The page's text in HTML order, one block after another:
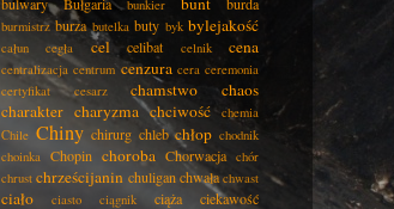
bulwary Bułgaria bunkier burda
burmistrz burza butelka buty byk bylejakość
całun cegła cel celibat celnik cena
centralizacja centrum cenzura cera ceremonia
certyfikat
cesarz chamstwo
chaos
charakter charyzma chciwość
chemia
Chile Chiny chirurg chleb chłop chodnik
choinka Chopin choroba Chorwacja chór
chrust chrześcijanin chuligan chwała chwast
ciało ciasto ciągnik ciąża ciekawość